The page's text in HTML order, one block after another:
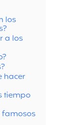
los
a los
hacer
tiempo
famosos